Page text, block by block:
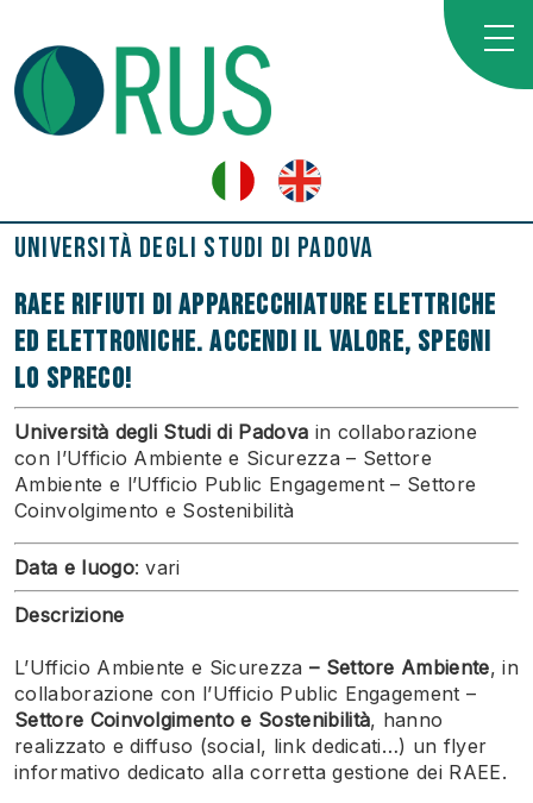
Università degli Studi di Padova
RAEE Rifiuti di Apparecchiature Elettriche
ed Elettroniche.Accendi il Valore, spegni
lo spreco!
Università degli Studi di Padova in collaborazione
con l’Ufficio Ambiente e Sicurezza – Settore
Ambiente e l’Ufficio Public Engagement – Settore
Coinvolgimento e Sostenibilità
Data e luogo: vari
Descrizione
L’Ufficio Ambiente e Sicurezza – Settore Ambiente, in
collaborazione con l’Ufficio Public Engagement –
Settore Coinvolgimento e Sostenibilità, hanno
realizzato e diffuso (social, link dedicati…) un flyer
informativo dedicato alla corretta gestione dei RAEE.